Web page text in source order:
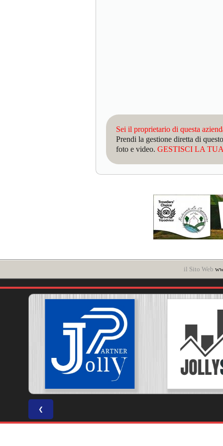
Sei il proprietario di questa
Prendi la gestione diretta di
foto e video. GESTISCI LA
il Sito Web
❮